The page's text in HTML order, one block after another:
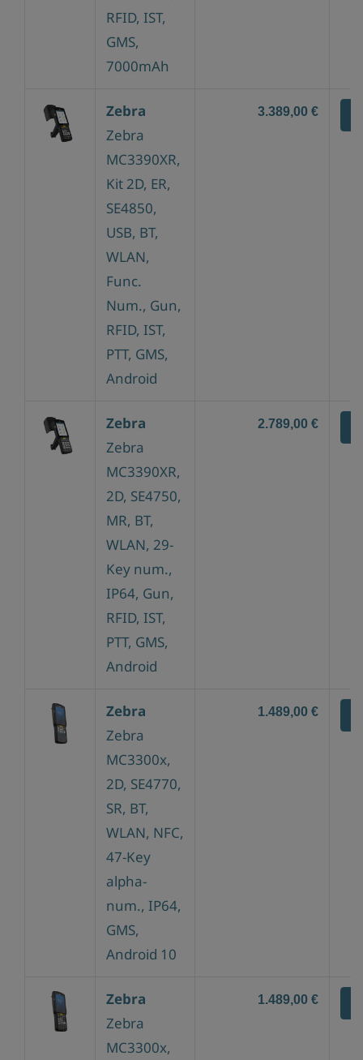
RFID, IST,
GMS,
7000mAh
Zebra
Zebra
MC3390XR,
Kit 2D, ER,
SE4850,
USB, BT,
WLAN,
Func.
Num., Gun,
RFID, IST,
PTT, GMS,
Android
3.389,00 €
Zebra
Zebra
MC3390XR,
2D, SE4750,
MR, BT,
WLAN, 29-
Key num.,
IP64, Gun,
RFID, IST,
PTT, GMS,
Android
2.789,00 €
Zebra
Zebra
MC3300x,
2D, SE4770,
SR, BT,
WLAN, NFC,
47-Key
alpha-
num., IP64,
GMS,
Android 10
1.489,00 €
Zebra
Zebra
MC3300x,
1.489,00 €